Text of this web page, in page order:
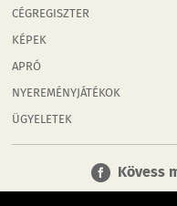
CÉGREGISZTER
KÉPEK
APRÓ
NYEREMÉNYJÁTÉKOK
ÜGYELETEK
Kövess